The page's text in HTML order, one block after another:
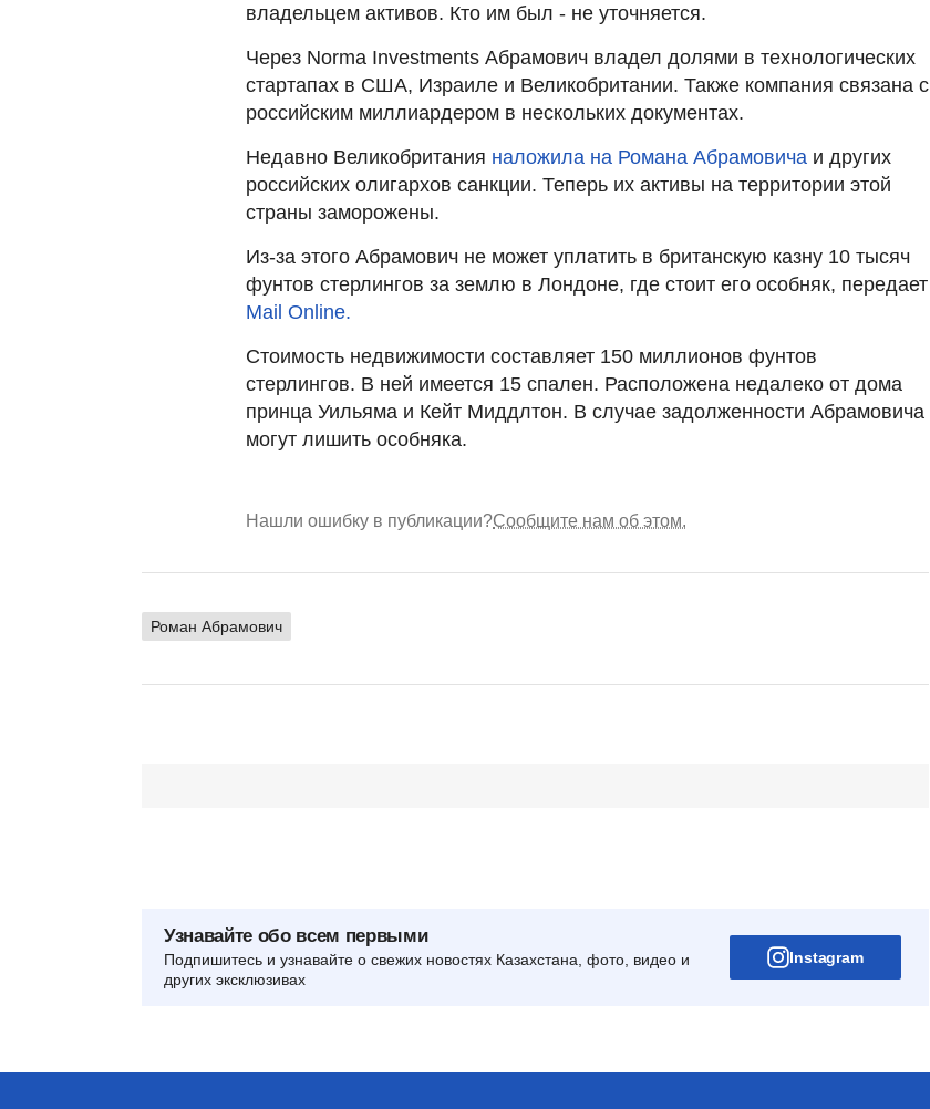
владельцем активов. Кто им был - не уточняется.
Через Norma Investments Абрамович владел долями в технологических
стартапах в США, Израиле и Великобритании. Также компания связана с
российским миллиардером в нескольких документах.
Недавно Великобритания наложила на Романа Абрамовича и других
российских олигархов санкции. Теперь их активы на территории этой
страны заморожены.
Из-за этого Абрамович не может уплатить в британскую казну 10 тысяч
фунтов стерлингов за землю в Лондоне, где стоит его особняк, передает
Mail Online.
Стоимость недвижимости составляет 150 миллионов фунтов
стерлингов. В ней имеется 15 спален. Расположена недалеко от дома
принца Уильяма и Кейт Миддлтон. В случае задолженности Абрамовича
могут лишить особняка.
Нашли ошибку в публикации?Сообщите нам об этом.
Роман Абрамович
Узнавайте обо всем первыми
Подпишитесь и узнавайте о свежих новостях Казахстана, фото, видео и
других эксклюзивах
Instagram